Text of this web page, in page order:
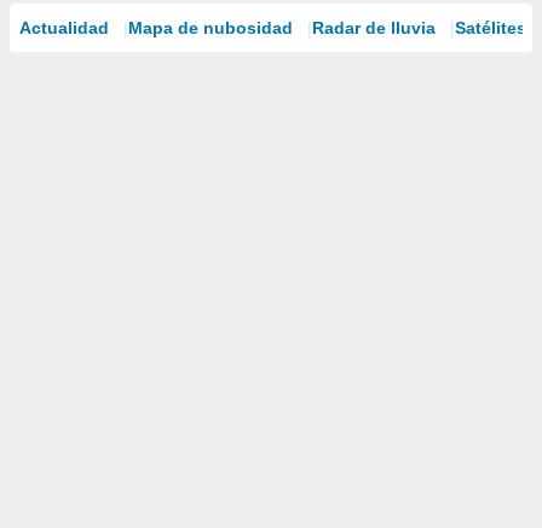
Actualidad Mapa de nubosidad Radar de lluvia Satélites